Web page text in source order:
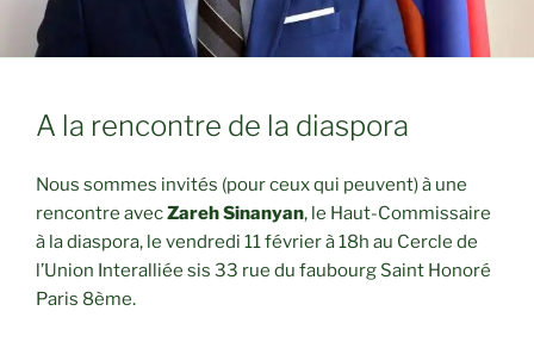
A la rencontre de la diaspora
Nous sommes invités (pour ceux qui peuvent) à une
rencontre avecZareh Sinanyan, le Haut-Commissaire
à la diaspora, le vendredi 11 février à 18h au Cercle de
l’Union Interalliée sis 33 rue du faubourg Saint Honoré
Paris 8ème.